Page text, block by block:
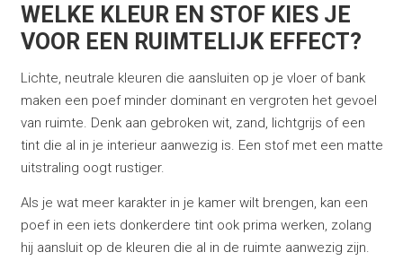
WELKE KLEUR EN STOF KIES JE
VOOR EEN RUIMTELIJK EFFECT?
Lichte, neutrale kleuren die aansluiten op je vloer of bank
maken een poef minder dominant en vergroten het gevoel
van ruimte. Denk aan gebroken wit, zand, lichtgrijs of een
tint die al in je interieur aanwezig is. Een stof met een matte
uitstraling oogt rustiger.
Als je wat meer karakter in je kamer wilt brengen, kan een
poef in een iets donkerdere tint ook prima werken, zolang
hij aansluit op de kleuren die al in de ruimte aanwezig zijn.